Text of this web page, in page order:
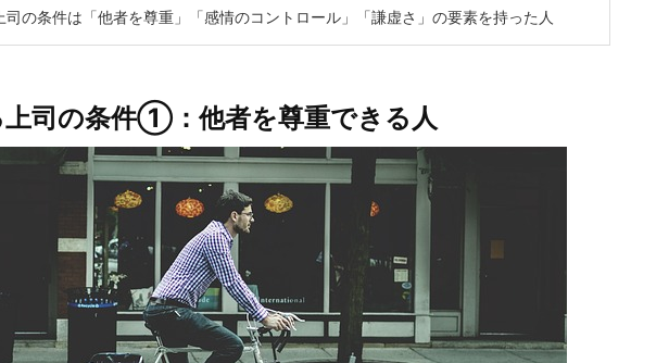
司の条件は「他者を尊重」「感情のコントロール」「謙虚さ」の要素を持った人
上司の条件①：他者を尊重できる人